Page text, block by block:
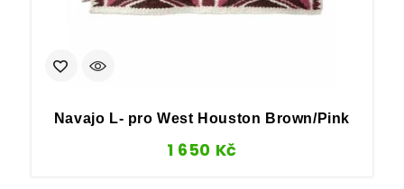
Navajo L- pro West Houston Brown/Pink
1 650 Kč